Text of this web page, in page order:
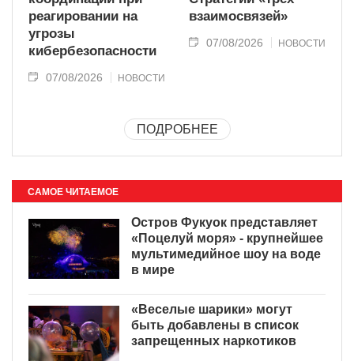
реагировании на
угрозы
кибербезопасности
07/08/2026 НОВОСТИ
взаимосвязей»
07/08/2026 НОВОСТИ
ПОДРОБНЕЕ
САМОЕ ЧИТАЕМОЕ
Остров Фукуок представляет
«Поцелуй моря» - крупнейшее
мультимедийное шоу на воде
в мире
«Веселые шарики» могут
быть добавлены в список
запрещенных наркотиков